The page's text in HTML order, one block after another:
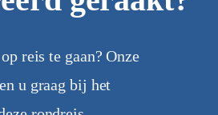
reis te gaan? Onze
u graag bij het